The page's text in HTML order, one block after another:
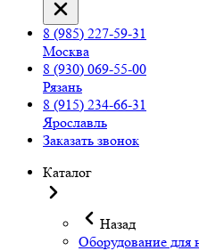
8 (985) 227-59-31
Москва
8 (930) 069-55-00
Рязань
8 (915) 234-66-31
Ярославль
Заказать звонок
Каталог
Назад
Оборудование для